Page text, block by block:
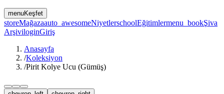
menuKeşfet
storeMağazaauto_awesomeNiyetlerschoolEğitimlermenu_bookŞiva
ArşiviloginGiriş
Anasayfa
/Koleksiyon
/Pirit Kolye Ucu (Gümüş)